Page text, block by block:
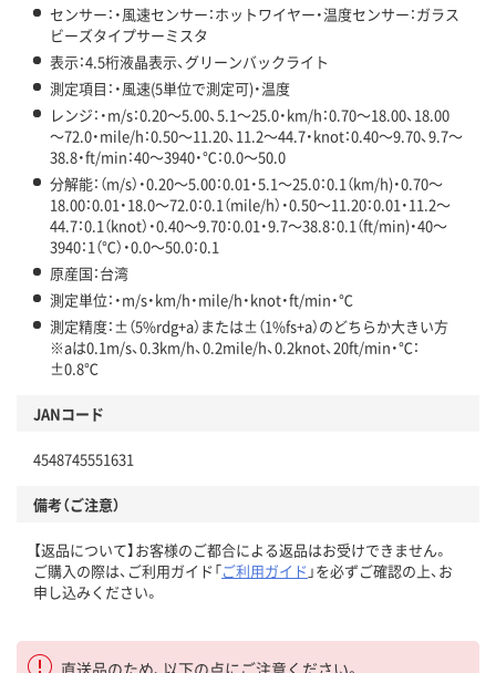
センサー：・風速センサー：ホットワイヤー・温度センサー：ガラス
ビーズタイプサーミスタ
表示：4.5桁液晶表示、グリーンバックライト
測定項目：・風速(5単位で測定可)・温度
レンジ：・m/s：0.20～5.00、5.1～25.0・km/h：0.70～18.00、18.00
～72.0・mile/h：0.50～11.20、11.2～44.7・knot：0.40～9.70、9.7～
38.8・ft/min：40～3940・℃：0.0～50.0
分解能：（m/s）・0.20～5.00：0.01・5.1～25.0：0.1（km/h)・0.70～
18.00：0.01・18.0～72.0：0.1（mile/h）・0.50～11.20：0.01・11.2～
44.7：0.1（knot）・0.40～9.70：0.01・9.7～38.8：0.1（ft/min)・40～
3940：1（℃）・0.0～50.0：0.1
原産国：台湾
測定単位：・m/s・km/h・mile/h・knot・ft/min・℃
測定精度：±（5%rdg+a）または±（1%fs+a）のどちらか大きい方
※aは0.1m/s、0.3km/h、0.2mile/h、0.2knot、20ft/min・℃：
±0.8℃
JANコード
4548745551631
備考（ご注意）
【返品について】お客様のご都合による返品はお受けできません。
ご購入の際は、ご利用ガイド「ご利用ガイド 」を必ずご確認の上、お
申し込みください。